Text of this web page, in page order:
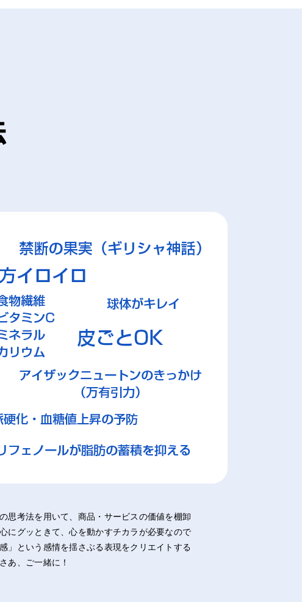
思考法を用いて、商品・サービスの価値を棚卸
にグッときて、心を動かすチカラが必要なので
」という感情を揺さぶる表現をクリエイトする
あ、ご一緒に！